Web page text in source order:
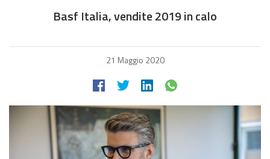
Basf Italia, vendite 2019 in calo
21 Maggio 2020